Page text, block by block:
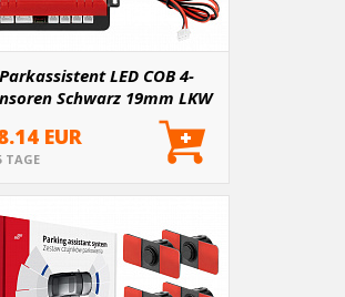
Parkassistent LED COB 4-
Schwarz 19mm LKW
EUR
TAGE